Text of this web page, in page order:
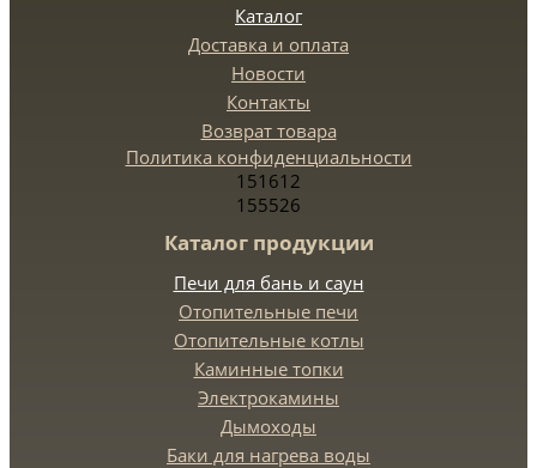
Каталог
Доставка и оплата
Новости
Контакты
Возврат товара
Политика конфиденциальности
151612
155526
Каталог продукции
Печи для бань и саун
Отопительные печи
Отопительные котлы
Каминные топки
Электрокамины
Дымоходы
Баки для нагрева воды